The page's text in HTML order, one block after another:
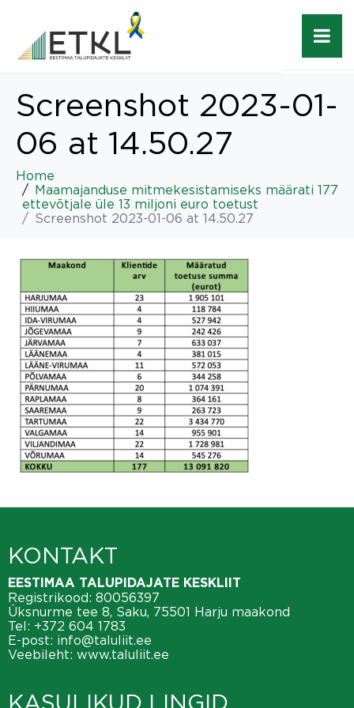
Screenshot 2023-01-
06 at 14.50.27
Home
Maamajanduse mitmekesistamiseks määrati 177
ettevõtjale üle 13 miljoni euro toetust
Screenshot 2023-01-06 at 14.50.27
KONTAKT
EESTIMAA TALUPIDAJATE KESKLIIT
Registrikood: 80056397
Üksnurme tee 8, Saku, 75501 Harju maakond
Tel: +372 604 1783
E-post: info@taluliit.ee
Veebileht: www.taluliit.ee
KASULIKUD LINGID